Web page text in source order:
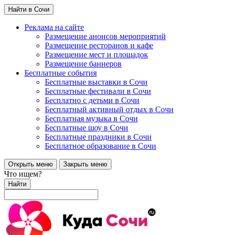
Найти в Сочи
Реклама на сайте
Размещение анонсов мероприятий
Размещение ресторанов и кафе
Размещение мест и площадок
Размещение баннеров
Бесплатные события
Бесплатные выставки в Сочи
Бесплатные фестивали в Сочи
Бесплатно с детьми в Сочи
Бесплатный активный отдых в Сочи
Бесплатная музыка в Сочи
Бесплатные шоу в Сочи
Бесплатные праздники в Сочи
Бесплатное образование в Сочи
Открыть меню Закрыть меню
Что ищем?
Найти